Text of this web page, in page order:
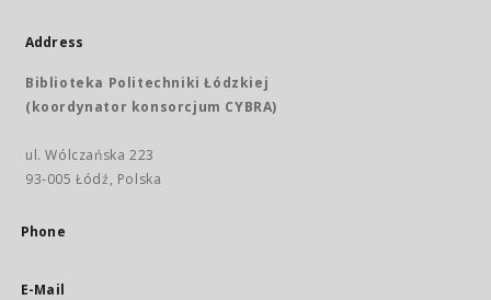
Address
Biblioteka Politechniki Łódzkiej
(koordynator konsorcjum CYBRA)
ul. Wólczańska 223
93-005 Łódź, Polska
Phone
E-Mail